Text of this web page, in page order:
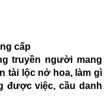
cấp
truyền người mang
tài lộc nở hoa, làm gì
được việc, cầu danh